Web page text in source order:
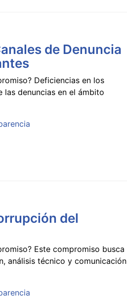
de Denuncia
Deficiencias en los
denuncias en el ámbito
del
Este compromiso busca
análisis técnico y comunicación